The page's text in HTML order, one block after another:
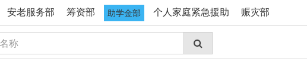
安老服务部 筹资部 助学金部 个人家庭紧急援助 赈灾部